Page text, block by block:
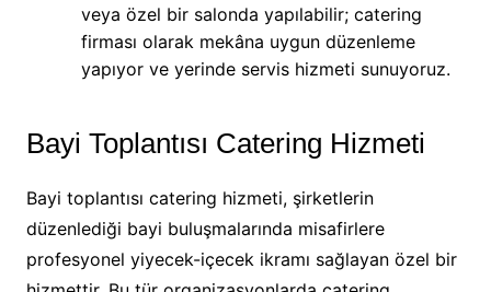
veya özel bir salonda yapılabilir; catering
firması olarak mekâna uygun düzenleme
yapıyor ve yerinde servis hizmeti sunuyoruz.
Bayi Toplantısı Catering Hizmeti
Bayi toplantısı catering hizmeti, şirketlerin
düzenlediği bayi buluşmalarında misafirlere
profesyonel yiyecek-içecek ikramı sağlayan özel bir